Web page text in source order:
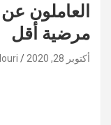
العاملون
مرضية أقل
أكتوبر 28, 2020